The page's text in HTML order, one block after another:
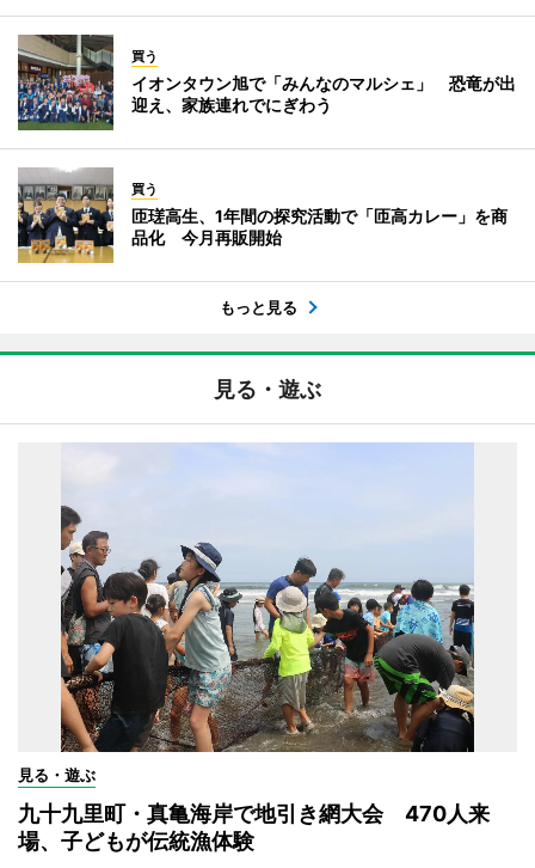
買う
イオンタウン旭で「みんなのマルシェ」 恐竜が出
迎え、家族連れでにぎわう
買う
匝瑳高生、1年間の探究活動で「匝高カレー」を商
品化 今月再販開始
もっと見る
見る・遊ぶ
見る・遊ぶ
九十九里町・真亀海岸で地引き網大会 470人来
場、子どもが伝統漁体験